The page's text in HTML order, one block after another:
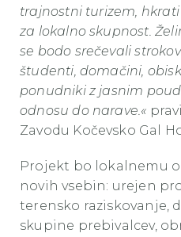
trajnostni turizem,
za lokalno skupnost.
se bodo srečevali
študenti, domačini,
ponudniki z jasnim
odnosu do narave.«
Zavodu Kočevsko Gal
Projekt bo lokalnemu
novih vsebin: urejen
terensko raziskovanje,
skupine prebivalcev,